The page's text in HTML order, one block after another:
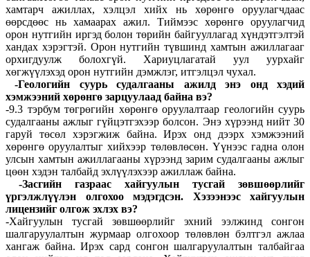
хамтарч ажиллах, хэлцэл хийх нь хөрөнгө оруулагчдаас
өөрсдөөс нь хамаарах ажил. Тиймээс хөрөнгө оруулагчид
орон нутгийн иргэд болон төрийн байгууллагад хүндэтгэлтэй
хандах хэрэгтэй. Орон нутгийн түвшинд хамтын ажиллагааг
орхигдуулж болохгүй. Хариуцлагатай уул уурхайг
хөгжүүлэхэд орон нутгийн дэмжлэг, итгэлцэл чухал.
-Геологийн суурь судалгааны ажилд энэ онд хэдий
хэмжээний хөрөнгө зарцуулаад байна вэ?
-9.3 тэрбум төгрөгийн хөрөнгө оруулалтаар геологийн суурь
судалгааны ажлыг гүйцэтгэхээр болсон. Энэ хүрээнд нийт 30
гаруй төсөл хэрэгжиж байна. Ирэх онд дээрх хэмжээний
хөрөнгө оруулалтыг хийхээр төлөвлөсөн. Үүнээс гадна олон
улсын хамтын ажиллагааны хүрээнд зарим судалгааны ажлыг
цөөн хэдэн талбайд эхлүүлэхээр ажиллаж байна.
-Засгийн газраас хайгуулын тусгай зөвшөөрлийг
үргэлжлүүлэн олгохоо мэдэгдсэн. Хэзээнээс хайгуулын
лицензийг олгож эхлэх вэ?
-Хайгуулын тусгай зөвшөөрлийг эхний ээлжинд сонгон
шалгаруулалтын журмаар олгохоор төлөвлөн бэлтгэл ажлаа
хангаж байна. Ирэх сард сонгон шалгаруулалтын талбайгаа